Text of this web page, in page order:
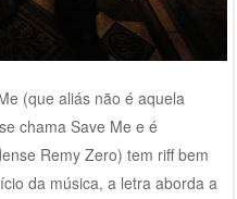
(que aliás não é aquela
chama Save Me e é
Remy Zero) tem riff bem
da música, a letra aborda a